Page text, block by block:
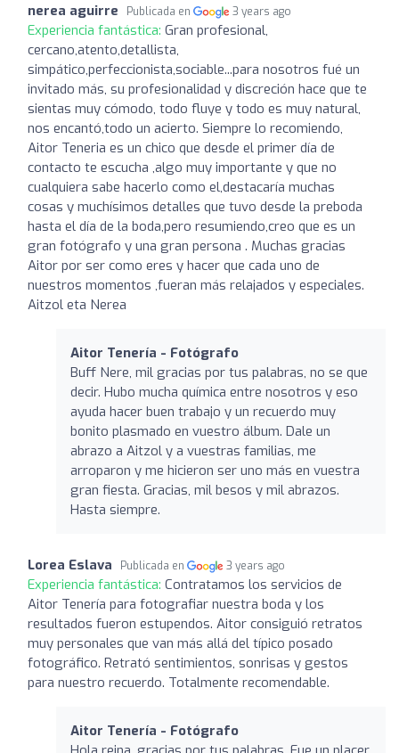
nerea aguirre Publicada en 3 years ago
Experiencia fantástica: Gran profesional,
cercano,atento,detallista,
simpático,perfeccionista,sociable...para nosotros fué un
invitado más, su profesionalidad y discreción hace que te
sientas muy cómodo, todo fluye y todo es muy natural,
nos encantó,todo un acierto. Siempre lo recomiendo,
Aitor Teneria es un chico que desde el primer día de
contacto te escucha ,algo muy importante y que no
cualquiera sabe hacerlo como el,destacaría muchas
cosas y muchísimos detalles que tuvo desde la preboda
hasta el día de la boda,pero resumiendo,creo que es un
gran fotógrafo y una gran persona . Muchas gracias
Aitor por ser como eres y hacer que cada uno de
nuestros momentos ,fueran más relajados y especiales.
Aitzol eta Nerea
Aitor Tenería - Fotógrafo
Buff Nere, mil gracias por tus palabras, no se que
decir. Hubo mucha química entre nosotros y eso
ayuda hacer buen trabajo y un recuerdo muy
bonito plasmado en vuestro álbum. Dale un
abrazo a Aitzol y a vuestras familias, me
arroparon y me hicieron ser uno más en vuestra
gran fiesta. Gracias, mil besos y mil abrazos.
Hasta siempre.
Lorea Eslava Publicada en 3 years ago
Experiencia fantástica: Contratamos los servicios de
Aitor Tenería para fotografiar nuestra boda y los
resultados fueron estupendos. Aitor consiguió retratos
muy personales que van más allá del típico posado
fotográfico. Retrató sentimientos, sonrisas y gestos
para nuestro recuerdo. Totalmente recomendable.
Aitor Tenería - Fotógrafo